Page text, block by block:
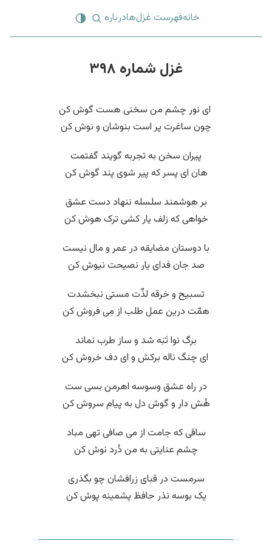
خانهفهرست غزل‌هادرباره
غزل شماره ۳۹۸
‌ ای نور چشم من سخنی هست گوش کن
چون ساغرت پر است بنوشان و نوش کن
پیران سخن به تجربه گویند گفتمت
هان ای پسر که پیر شوی پند گوش کن
بر هوشمند سلسله ننهاد دست عشق
خواهی که زلف یار کشی ترک هوش کن
با دوستان مضایقه در عمر و مال نیست
صد جان فدای یار نصیحت نیوش کن
تسبیح و خرقه لذّت مستی نبخشدت
همّت درین عمل طلب از مِی فروش کن
برگ نوا تَبَه شد و ساز طرب نماند
‌ ای چنگ ناله برکش و ای دف خروش کن
در راه عشق وسوسه اهرمن بسی ست
هُش دار و گوش دل به پیام سروش کن
ساقی که جامت از می صافی تهی مباد
چشم عنایتی به من دُرد نوش کن
سرمست در قبای زرافشان چو بگذری
یک بوسه نذر حافظ پشمینه پوش کن